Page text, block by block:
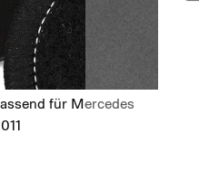
für Mercedes